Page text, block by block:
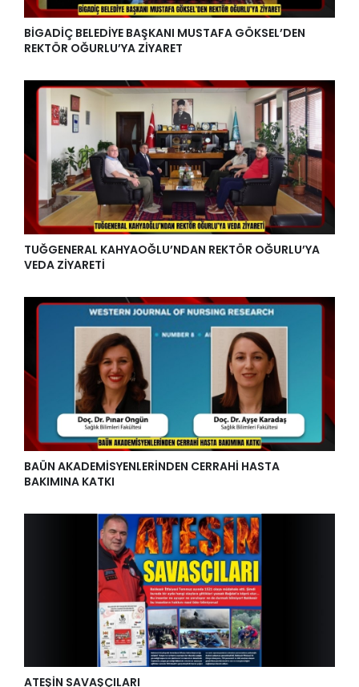
BİGADİÇ BELEDİYE BAŞKANI MUSTAFA GÖKSEL’DEN
REKTÖR OĞURLU’YA ZİYARET
TUĞGENERAL KAHYAOĞLU’NDAN REKTÖR OĞURLU’YA
VEDA ZİYARETİ
BAÜN AKADEMİSYENLERİNDEN CERRAHİ HASTA
BAKIMINA KATKI
ATEŞİN SAVAŞÇILARI